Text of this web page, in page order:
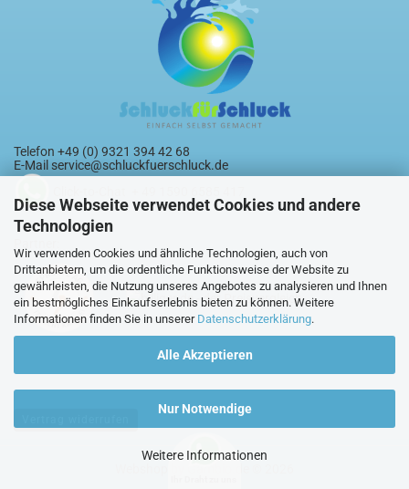
Diese Webseite verwendet Cookies und andere
Technologien
Wir verwenden Cookies und ähnliche Technologien, auch von
Drittanbietern, um die ordentliche Funktionsweise der Website zu
gewährleisten, die Nutzung unseres Angebotes zu analysieren und Ihnen
ein bestmögliches Einkaufserlebnis bieten zu können. Weitere
Informationen finden Sie in unserer Datenschutzerklärung.
Alle Akzeptieren
Nur Notwendige
Weitere Informationen
Telefon +49 (0) 9321 394 42 68
E-Mailservice@schluckfuerschluck.de